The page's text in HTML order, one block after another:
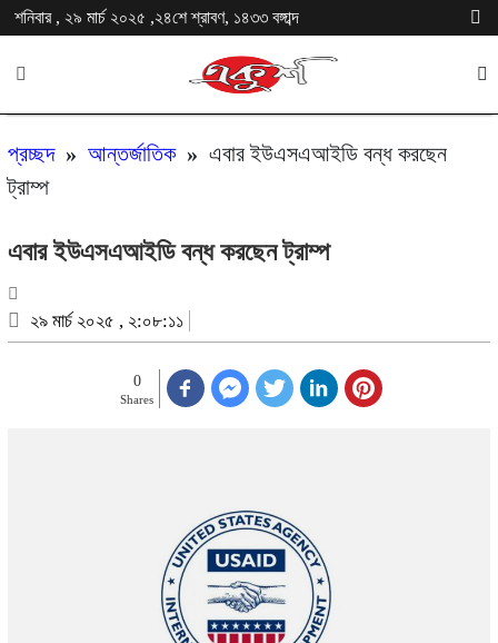
শনিবার , ২৯ মার্চ ২০২৫ ,২৪শে শ্রাবণ, ১৪৩৩ বঙ্গাব্দ
প্রচ্ছদ» আন্তর্জাতিক» এবার ইউএসএআইডি বন্ধ করছেন
ট্রাম্প
এবার ইউএসএআইডি বন্ধ করছেন ট্রাম্প
২৯ মার্চ ২০২৫ , ২:০৮:১১
0
Shares